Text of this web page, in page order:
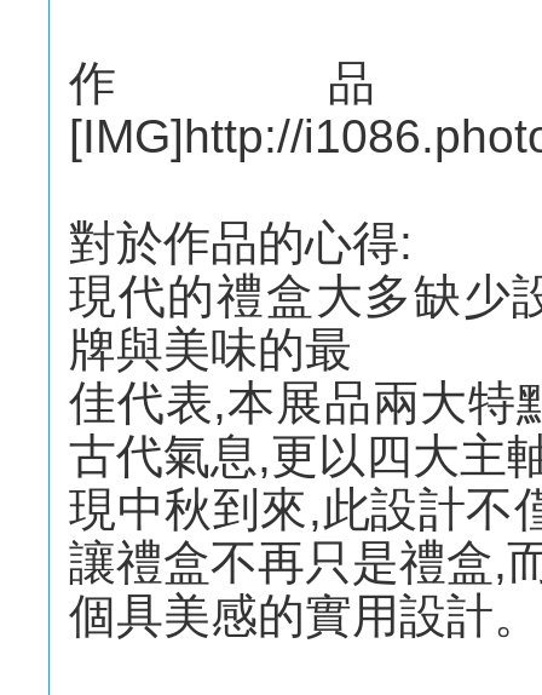
作
[IMG]http://
對於作品的心得:
現代的禮盒大多缺少
牌與美味的最
佳代表,本展品兩大特
古代氣息,更以四大主
現中秋到來,此設計不
讓禮盒不再只是禮盒,
個具美感的實用設計。